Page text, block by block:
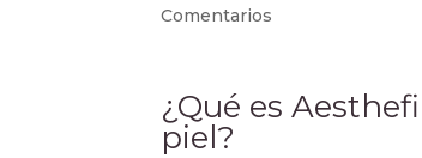
Comentarios
¿Qué es
piel?